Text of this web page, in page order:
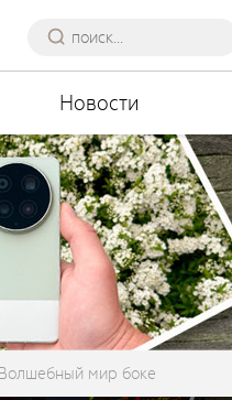
Новости
мир боке